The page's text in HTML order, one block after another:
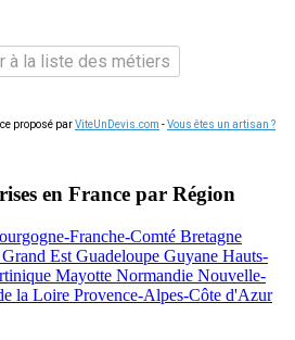
à la liste des métiers
proposé parViteUnDevis.com -Vous êtes un artisan ?
en France par Région
Franche-Comté Bretagne
Grand Est Guadeloupe Guyane Hauts-
Mayotte Normandie Nouvelle-
la Loire Provence-Alpes-Côte d'Azur